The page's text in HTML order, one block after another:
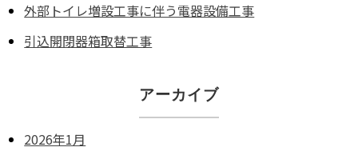
外部トイレ増設工事に伴う電器設備工事
引込開閉器箱取替工事
アーカイブ
2026年1月